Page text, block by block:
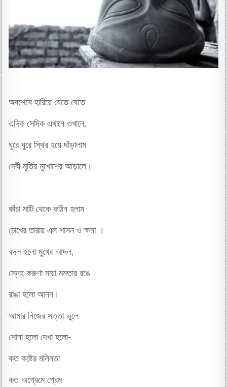
অবশেষে হারিয়ে যেতে যেতে
এদিক সেদিক এখানে ওখানে,
ঘুরে ঘুরে স্থির হয়ে দাঁড়ালাম
দেবী মূর্তির মুখোশের আড়ালে।
কাঁচা মাটি থেকে কঠিন হলাম
চোখের তারায় এল শাসন ও ক্ষমা ।
বদল হলো মুখের আদল,
স্নেহ করুণা মায়া মমতার রঙে
রাঙা হলো আনন।
আমার নিজের সত্তা ভুলে
শোনা হলো দেখা হলো-
কত কষ্টের মলিনতা
কত অপ্রেমে প্রেম